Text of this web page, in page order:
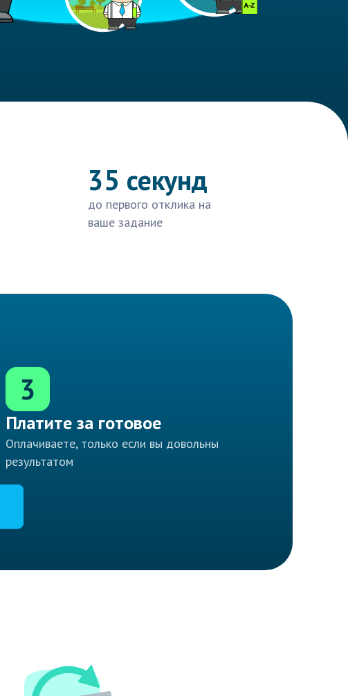
35 секунд
до первого отклика на
ваше задание
3
Платите за готовое
Оплачиваете, только если вы довольны
результатом